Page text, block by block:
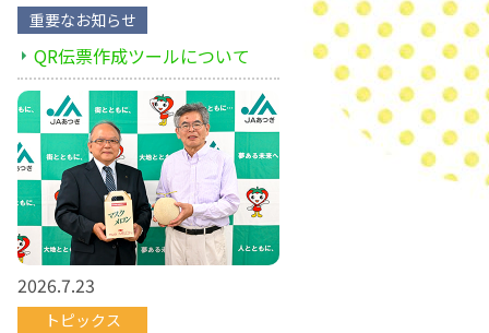
重要なお知らせ
QR伝票作成ツールについて
2026.7.23
トピックス